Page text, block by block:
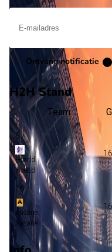
Ontvang een notificatie als deze
Ontvang notificatie
H2H Stand
Team
6
Hoedd
Hoedd
16
16
Aasane
Aasane
16